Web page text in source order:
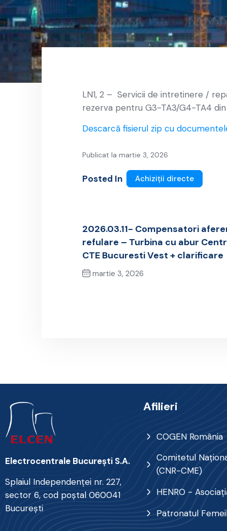
LN1, 2 – Servicii de intretinere /
rezerva pentru G3-TA3/G4-TA4 din
Descarcă fisierul zip cu
Publicat la martie 3, 2026
Posted In Achiziții directe
2026.03.11- Compensatori
refulare – Turbina cu abur
CTE Bucuresti Vest + clarificare
martie 3, 2026
Electrocentrale Bucureşti S.A.
Splaiul Independenţei nr. 227,
sector 6, cod poştal 060041
Bucureşti
Afilieri
COGEN România
Comitetul
(CNR-CME)
HENRO -
Patronatul